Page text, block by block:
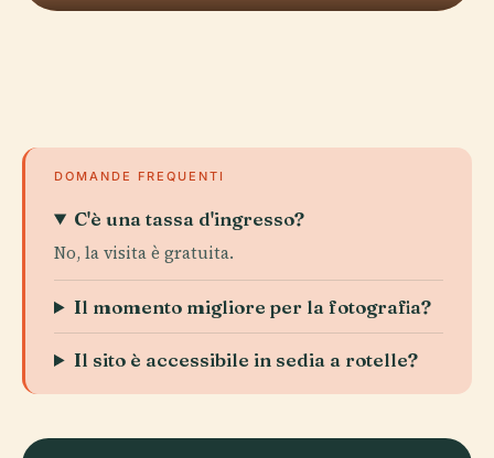
DOMANDE FREQUENTI
C'è una tassa d'ingresso?
No, la visita è gratuita.
Il momento migliore per la fotografia?
Il sito è accessibile in sedia a rotelle?